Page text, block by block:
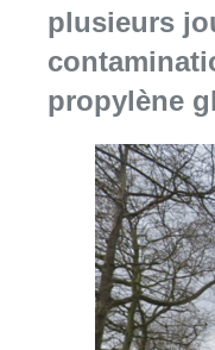
plusieurs
propylène